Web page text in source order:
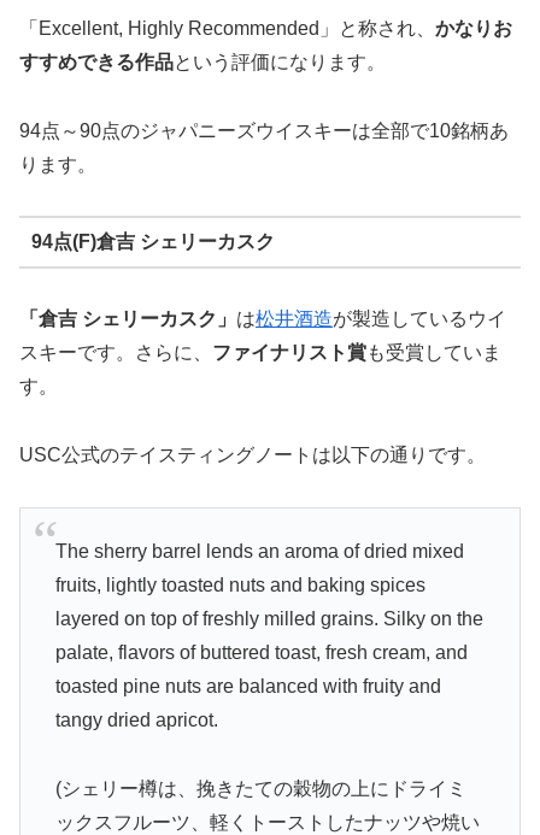
「Excellent, Highly Recommended」と称され、 かなりお
すすめできる作品という評価になります。
94点～90点のジャパニーズウイスキーは全部で10銘柄あ
ります。
94点(F)倉吉 シェリーカスク
「倉吉 シェリーカスク」 は松井酒造が製造しているウイ
スキーです。さらに、 ファイナリスト賞も受賞していま
す。
USC公式のテイスティングノートは以下の通りです。
The sherry barrel lends an aroma of dried mixed
fruits, lightly toasted nuts and baking spices
layered on top of freshly milled grains. Silky on the
palate, flavors of buttered toast, fresh cream, and
toasted pine nuts are balanced with fruity and
tangy dried apricot.
(シェリー樽は、挽きたての穀物の上にドライミ
ックスフルーツ、軽くトーストしたナッツや焼い